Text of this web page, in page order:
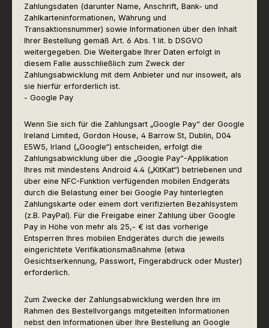
Zahlungsdaten (darunter Name, Anschrift, Bank- und
Zahlkarteninformationen, Währung und
Transaktionsnummer) sowie Informationen über den Inhalt
Ihrer Bestellung gemäß Art. 6 Abs. 1 lit. b DSGVO
weitergegeben. Die Weitergabe Ihrer Daten erfolgt in
diesem Falle ausschließlich zum Zweck der
Zahlungsabwicklung mit dem Anbieter und nur insoweit, als
sie hierfür erforderlich ist.
- Google Pay
Wenn Sie sich für die Zahlungsart „Google Pay“ der Google
Ireland Limited, Gordon House, 4 Barrow St, Dublin, D04
E5W5, Irland („Google“) entscheiden, erfolgt die
Zahlungsabwicklung über die „Google Pay“-Applikation
Ihres mit mindestens Android 4.4 („KitKat“) betriebenen und
über eine NFC-Funktion verfügenden mobilen Endgeräts
durch die Belastung einer bei Google Pay hinterlegten
Zahlungskarte oder einem dort verifizierten Bezahlsystem
(z.B. PayPal). Für die Freigabe einer Zahlung über Google
Pay in Höhe von mehr als 25,- € ist das vorherige
Entsperren Ihres mobilen Endgerätes durch die jeweils
eingerichtete Verifikationsmaßnahme (etwa
Gesichtserkennung, Passwort, Fingerabdruck oder Muster)
erforderlich.
Zum Zwecke der Zahlungsabwicklung werden Ihre im
Rahmen des Bestellvorgangs mitgeteilten Informationen
nebst den Informationen über Ihre Bestellung an Google